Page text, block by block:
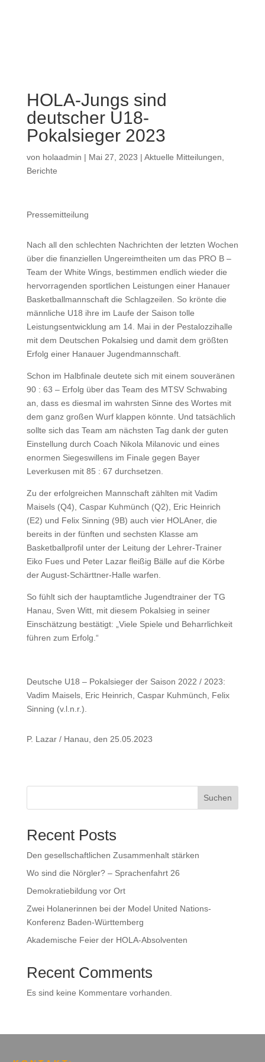
HOLA-Jungs sind
deutscher U18-
Pokalsieger 2023
von holaadmin | Mai 27, 2023 | Aktuelle Mitteilungen
Berichte
Pressemitteilung
Nach all den schlechten Nachrichten der letzten Wochen
über die finanziellen Ungereimtheiten um das PRO B –
Team der White Wings, bestimmen endlich wieder die
hervorragenden sportlichen Leistungen einer Hanauer
Basketballmannschaft die Schlagzeilen. So krönte die
männliche U18 ihre im Laufe der Saison tolle
Leistungsentwicklung am 14. Mai in der Pestalozzihalle
mit dem Deutschen Pokalsieg und damit dem größten
Erfolg einer Hanauer Jugendmannschaft.
Schon im Halbfinale deutete sich mit einem souveränen
90 : 63 – Erfolg über das Team des MTSV Schwabing
an, dass es diesmal im wahrsten Sinne des Wortes mit
dem ganz großen Wurf klappen könnte. Und tatsächlich
sollte sich das Team am nächsten Tag dank der guten
Einstellung durch Coach Nikola Milanovic und eines
enormen Siegeswillens im Finale gegen Bayer
Leverkusen mit 85 : 67 durchsetzen.
Zu der erfolgreichen Mannschaft zählten mit Vadim
Maisels (Q4), Caspar Kuhmünch (Q2), Eric Heinrich
(E2) und Felix Sinning (9B) auch vier HOLAner, die
bereits in der fünften und sechsten Klasse am
Basketballprofil unter der Leitung der Lehrer-Trainer
Eiko Fues und Peter Lazar fleißig Bälle auf die Körbe
der August-Schärttner-Halle warfen.
So fühlt sich der hauptamtliche Jugendtrainer der TG
Hanau, Sven Witt, mit diesem Pokalsieg in seiner
Einschätzung bestätigt: „Viele Spiele und Beharrlichkeit
führen zum Erfolg.“
Deutsche U18 – Pokalsieger der Saison 2022 / 2023:
Vadim Maisels, Eric Heinrich, Caspar Kuhmünch, Felix
Sinning (v.l.n.r.).
P. Lazar / Hanau, den 25.05.2023
Suchen
Recent Posts
Den gesellschaftlichen Zusammenhalt stärken
Wo sind die Nörgler? – Sprachenfahrt 26
Demokratiebildung vor Ort
Zwei Holanerinnen bei der Model United Nations-
Konferenz Baden-Württemberg
Akademische Feier der HOLA-Absolventen
Recent Comments
Es sind keine Kommentare vorhanden.